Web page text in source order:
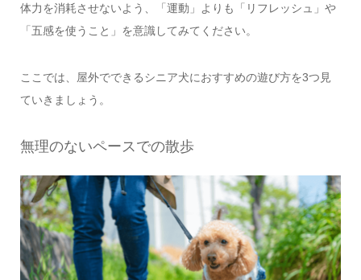
体力を消耗させないよう、「運動」よりも「リフレッシュ」や
「五感を使うこと」を意識してみてください。
ここでは、屋外でできるシニア犬におすすめの遊び方を3つ見
ていきましょう。
無理のないペースでの散歩